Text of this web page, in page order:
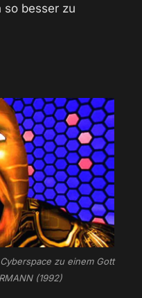
so besser zu
zu einem Gott
(1992)